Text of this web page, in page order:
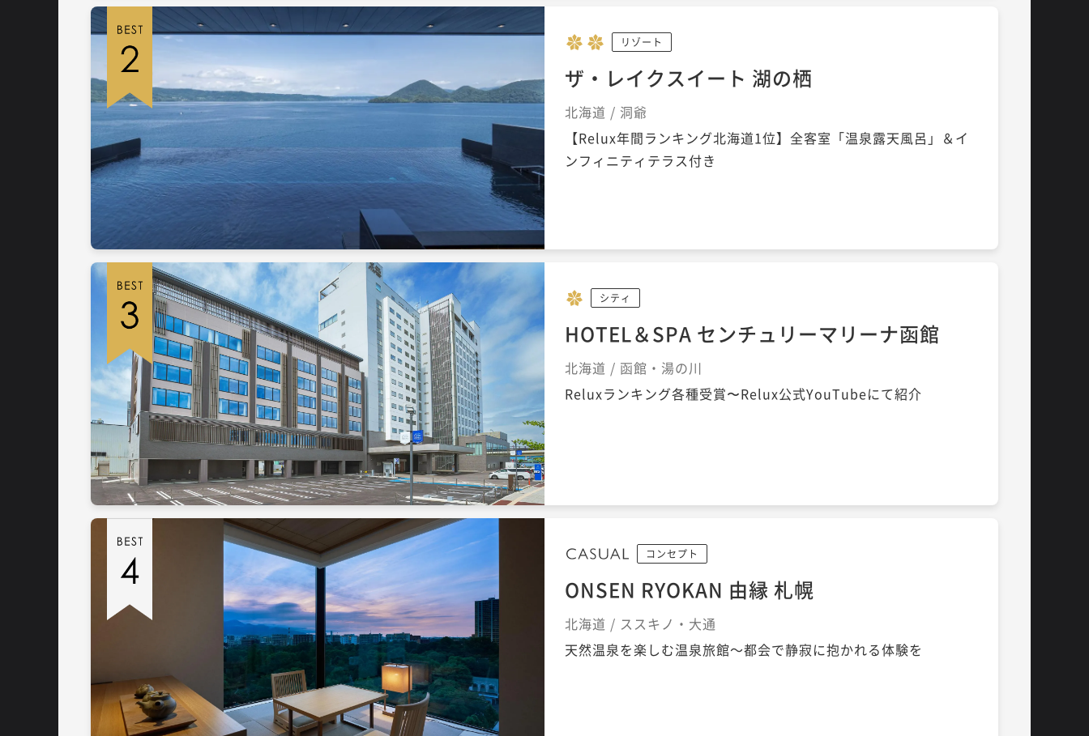
リゾート
ザ・レイクスイート 湖の栖
北海道 / 洞爺
【Relux年間ランキング北海道1位】全客室「温泉露天風呂」＆イ
ンフィニティテラス付き
シティ
HOTEL＆SPA センチュリーマリーナ函館
北海道 / 函館・湯の川
Reluxランキング各種受賞〜Relux公式YouTubeにて紹介
コンセプト
ONSEN RYOKAN 由縁 札幌
北海道 / ススキノ・大通
天然温泉を楽しむ温泉旅館～都会で静寂に抱かれる体験を